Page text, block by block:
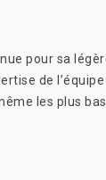
pour sa
de
les plus